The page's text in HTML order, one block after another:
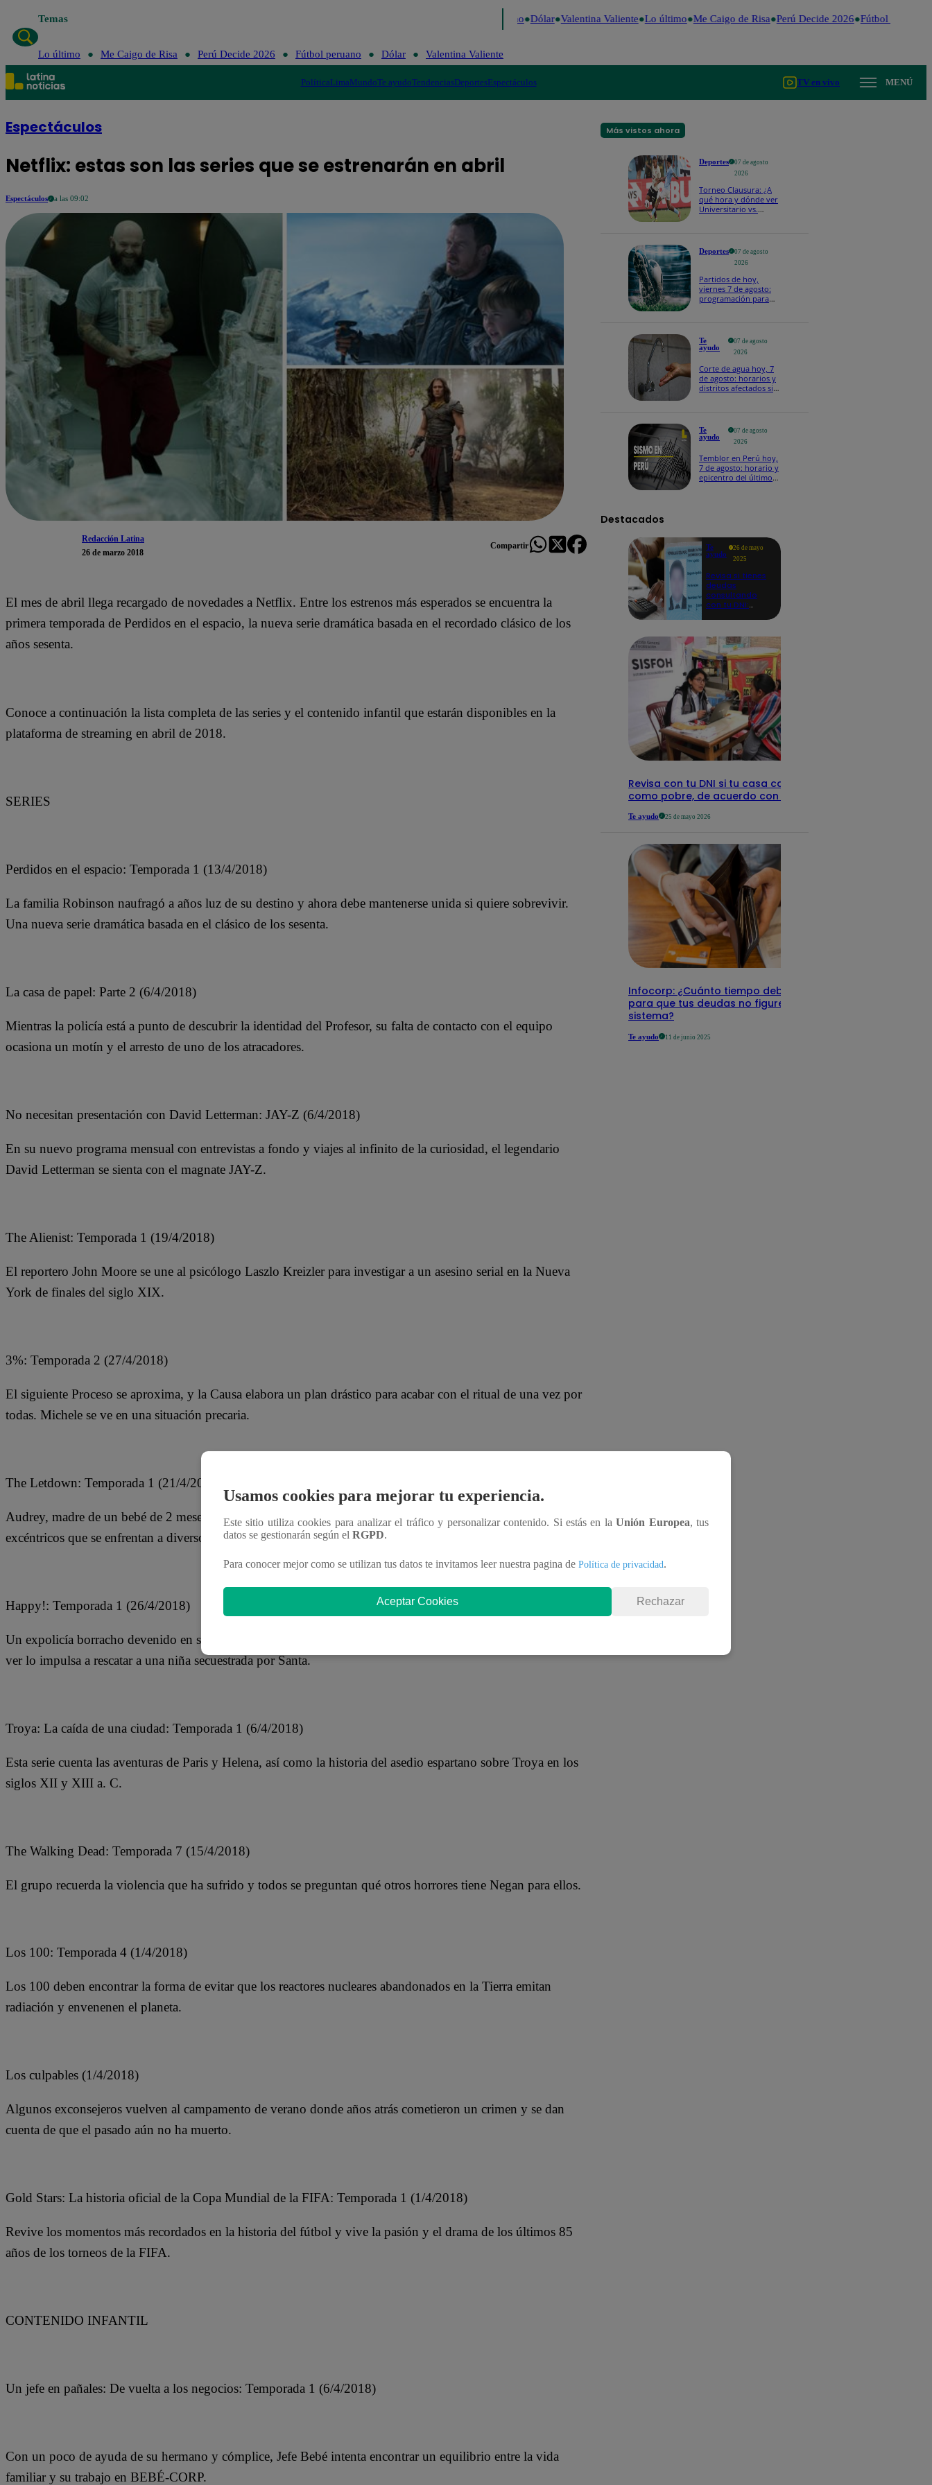
Temas Dólar Valentina Valiente Lo último Me Caigo de Risa Perú Decide 2026 Fútbol peruano
Lo último Me Caigo de Risa Perú Decide 2026 Fútbol peruano Dólar Valentina Valiente
PolíticaLimaMundoTe ayudoTendenciasDeportesEspectáculos TV en vivo MENÚ
Espectáculos
Netflix: estas son las series que se estrenarán en abril
Espectáculos a las 09:02
Redacción Latina
26 de marzo 2018
Compartir
El mes de abril llega recargado de novedades a Netflix. Entre los estrenos más esperados se encuentra la
primera temporada de Perdidos en el espacio, la nueva serie dramática basada en el recordado clásico de los
años sesenta.
Conoce a continuación la lista completa de las series y el contenido infantil que estarán disponibles en la
plataforma de streaming en abril de 2018.
SERIES
Perdidos en el espacio: Temporada 1 (13/4/2018)
La familia Robinson naufragó a años luz de su destino y ahora debe mantenerse unida si quiere sobrevivir.
Una nueva serie dramática basada en el clásico de los sesenta.
La casa de papel: Parte 2 (6/4/2018)
Mientras la policía está a punto de descubrir la identidad del Profesor, su falta de contacto con el equipo
ocasiona un motín y el arresto de uno de los atracadores.
No necesitan presentación con David Letterman: JAY-Z (6/4/2018)
En su nuevo programa mensual con entrevistas a fondo y viajes al infinito de la curiosidad, el legendario
David Letterman se sienta con el magnate JAY-Z.
The Alienist: Temporada 1 (19/4/2018)
El reportero John Moore se une al psicólogo Laszlo Kreizler para investigar a un asesino serial en la Nueva
York de finales del siglo XIX.
3%: Temporada 2 (27/4/2018)
El siguiente Proceso se aproxima, y la Causa elabora un plan drástico para acabar con el ritual de una vez por
todas. Michele se ve en una situación precaria.
The Letdown: Temporada 1 (21/4/2018)
Audrey, madre de un bebé de 2 meses, se une a un grupo de apoyo de padres primerizos y hace amigos
excéntricos que se enfrentan a diversos retos y cambios en sus vidas.
Happy!: Temporada 1 (26/4/2018)
Un expolicía borracho devenido en sicario está perdiendo la razón: un unicornio animado que solo él puede
ver lo impulsa a rescatar a una niña secuestrada por Santa.
Troya: La caída de una ciudad: Temporada 1 (6/4/2018)
Esta serie cuenta las aventuras de Paris y Helena, así como la historia del asedio espartano sobre Troya en los
siglos XII y XIII a. C.
The Walking Dead: Temporada 7 (15/4/2018)
El grupo recuerda la violencia que ha sufrido y todos se preguntan qué otros horrores tiene Negan para ellos.
Los 100: Temporada 4 (1/4/2018)
Los 100 deben encontrar la forma de evitar que los reactores nucleares abandonados en la Tierra emitan
radiación y envenenen el planeta.
Los culpables (1/4/2018)
Algunos exconsejeros vuelven al campamento de verano donde años atrás cometieron un crimen y se dan
cuenta de que el pasado aún no ha muerto.
Gold Stars: La historia oficial de la Copa Mundial de la FIFA: Temporada 1 (1/4/2018)
Revive los momentos más recordados en la historia del fútbol y vive la pasión y el drama de los últimos 85
años de los torneos de la FIFA.
CONTENIDO INFANTIL
Un jefe en pañales: De vuelta a los negocios: Temporada 1 (6/4/2018)
Con un poco de ayuda de su hermano y cómplice, Jefe Bebé intenta encontrar un equilibrio entre la vida
familiar y su trabajo en BEBÉ-CORP.
Más vistos ahora
Deportes
07 de agosto
2026
Torneo Clausura: ¿A
qué hora y dónde ver
Universitario vs.
Deportes
07 de agosto
2026
Partidos de hoy,
viernes 7 de agosto:
programación para
Te
ayudo
07 de agosto
2026
Corte de agua hoy, 7
de agosto: horarios y
distritos afectados sin
Te
ayudo
07 de agosto
2026
Temblor en Perú hoy,
7 de agosto: horario y
epicentro del último
Destacados
Te
ayudo
26 de mayo
2025
Revisa si tienes
deudas
consultando
con tu DNI:
detalles
Revisa con tu DNI si tu casa califica
como pobre, de acuerdo con el Sisfoh
Te ayudo 25 de mayo 2026
Infocorp: ¿Cuánto tiempo debe pasar
para que tus deudas no figuren en su
sistema?
Te ayudo 11 de junio 2025
Usamos cookies para mejorar tu experiencia.
Este sitio utiliza cookies para analizar el tráfico y personalizar contenido. Si estás en laUnión Europea, tus
datos se gestionarán según el RGPD.
Para conocer mejor como se utilizan tus datos te invitamos leer nuestra pagina de Política de privacidad.
Aceptar Cookies Rechazar